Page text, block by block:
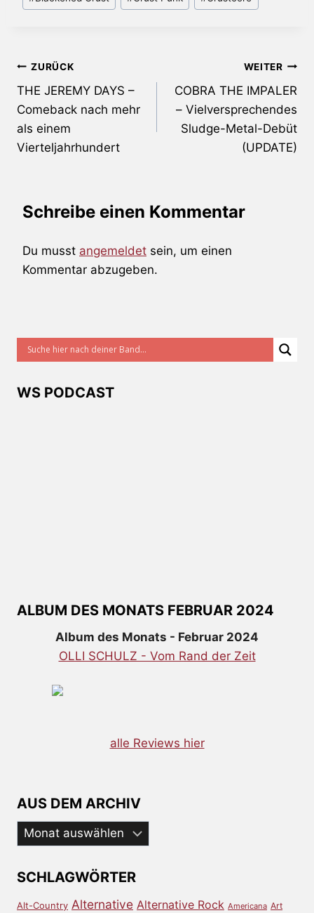
Beitragsnavigation
ZURÜCK
THE JEREMY DAYS –
Comeback nach mehr
als einem
Vierteljahrhundert
WEITER
COBRA THE IMPALER
– Vielversprechendes
Sludge-Metal-Debüt
(UPDATE)
Schreibe einen Kommentar
Du musst angemeldet sein, um einen
Kommentar abzugeben.
WS PODCAST
ALBUM DES MONATS FEBRUAR 2024
Album des Monats - Februar 2024
OLLI SCHULZ - Vom Rand der Zeit
alle Reviews hier
AUS DEM ARCHIV
Aus
dem
SCHLAGWÖRTER
Alt-Country Alternative Alternative Rock Americana Art